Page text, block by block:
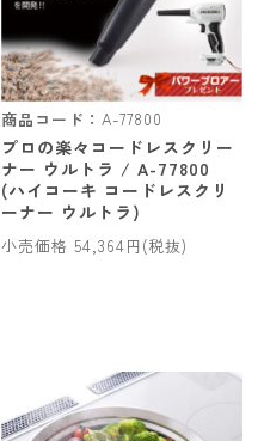
商品コード：A-77800
プロの楽々コードレスクリー
ナー ウルトラ / A-77800
(ハイコーキ コードレスクリ
ーナー ウルトラ)
小売価格 54,364円(税抜)